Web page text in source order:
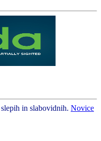
in slabovidnih. Novice